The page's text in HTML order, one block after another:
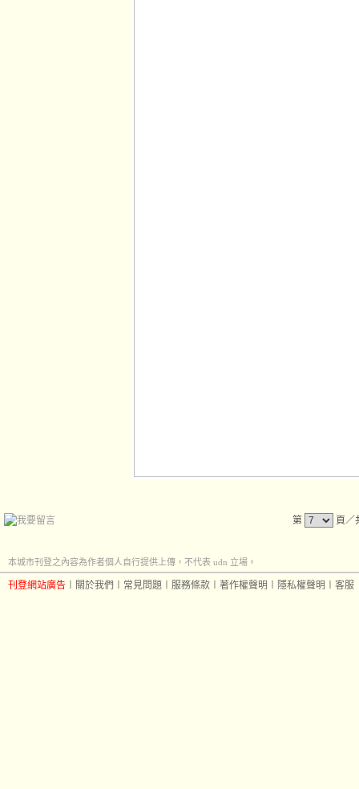
第 頁
本城市刊登之內容為作者個人自行提供上傳，不代表 udn 立場。
刊登網站廣告 關於我們 常見問題 服務條款 著作權聲明 隱私權聲明 客服